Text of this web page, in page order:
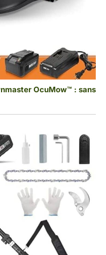
OcuMow™ : sans